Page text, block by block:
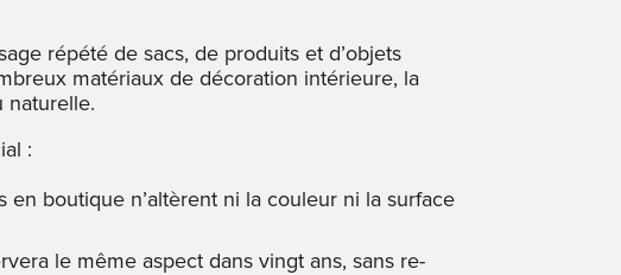
répété de sacs, de produits et d’objets
matériaux de décoration intérieure, la
naturelle.
:
boutique n’altèrent ni la couleur ni la surface
le même aspect dans vingt ans, sans re-